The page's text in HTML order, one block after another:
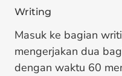
Writing
Masuk ke bagian
mengerjakan dua
dengan waktu 60